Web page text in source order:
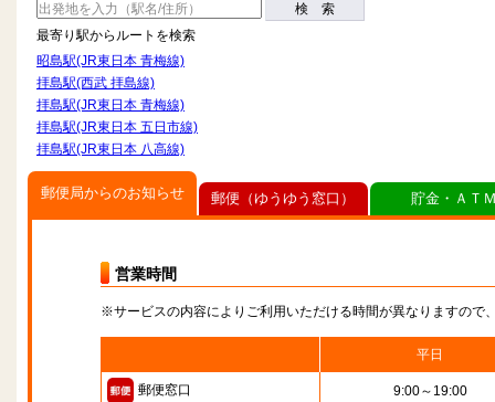
検 索
最寄り駅からルートを検索
昭島駅(JR東日本 青梅線)
拝島駅(西武 拝島線)
拝島駅(JR東日本 青梅線)
拝島駅(JR東日本 五日市線)
拝島駅(JR東日本 八高線)
郵便局からのお知らせ
営業時間
※サービスの内容によりご利用いただける時間が異なりますので
平日
郵便窓口 9:00～19:00
郵便（ゆうゆう窓口） 貯金・ＡＴ